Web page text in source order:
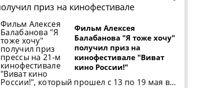
Фильм Алексея
Балабанова "Я тоже хочу"
получил приз на
кинофестивале "Виват
кино России!"
Фильм Алексея
Балабанова "Я
тоже хочу"
получил приз
прессы на 21-м
кинофестивале
"Виват кино
России!", который прошел с 13 по 19 мая в…